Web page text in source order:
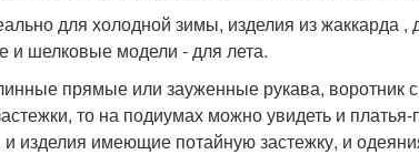
для холодной зимы, изделия из жаккарда
и шелковые модели - для лета.
прямые или зауженные рукава, воротник
то на подиумах можно увидеть и платья-
изделия имеющие потайную застежку, и